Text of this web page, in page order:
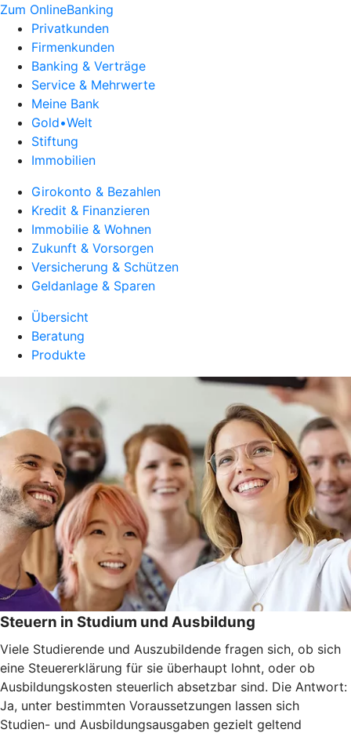
Zum OnlineBanking
Privatkunden
Firmenkunden
Banking & Verträge
Service & Mehrwerte
Meine Bank
Gold•Welt
Stiftung
Immobilien
Girokonto & Bezahlen
Kredit & Finanzieren
Immobilie & Wohnen
Zukunft & Vorsorgen
Versicherung & Schützen
Geldanlage & Sparen
Übersicht
Beratung
Produkte
Steuern in Studium und Ausbildung
Viele Studierende und Auszubildende fragen sich, ob sich
eine Steuererklärung für sie überhaupt lohnt, oder ob
Ausbildungskosten steuerlich absetzbar sind. Die Antwort:
Ja, unter bestimmten Voraussetzungen lassen sich
Studien- und Ausbildungsausgaben gezielt geltend